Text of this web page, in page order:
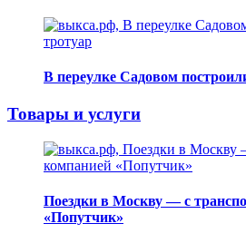
В переулке Садовом
Товары и услуги
Поездки в Москву — с
«Попутчик»